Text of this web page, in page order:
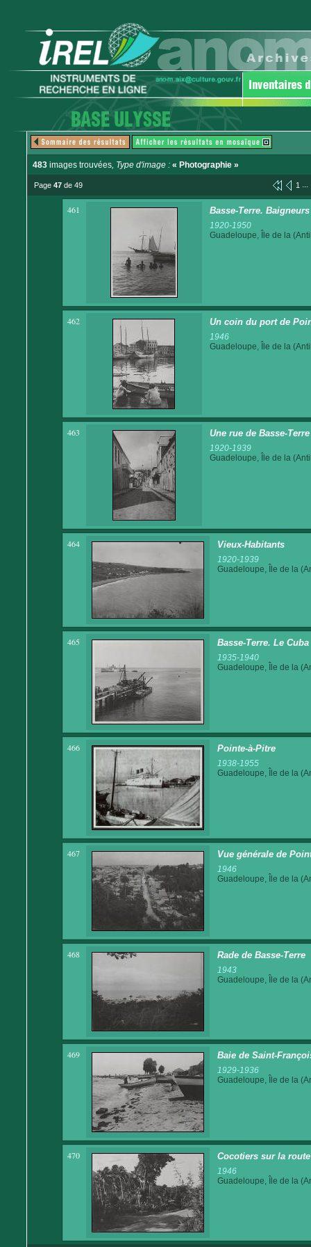
483 images trouvées, Type d'image : « Photographie »
Page 47 de 49 1 ...
461 Basse-Terre.
1920-1950
Guadeloupe, Île de la
462 Un coin du port de
1946
Guadeloupe, Île de la
463 Une rue de Basse-Terre
1920-1939
Guadeloupe, Île de la
464 Vieux-Habitants
1920-1939
Guadeloupe, Île de la
465 Basse-Terre. Le
1935-1940
Guadeloupe, Île de la
466 Pointe-à-Pitre
1938-1955
Guadeloupe, Île de la
467 Vue générale de
1946
Guadeloupe, Île de la
468 Rade de Basse-Terre
1943
Guadeloupe, Île de la
469 Baie de Saint-
1929-1936
Guadeloupe, Île de la
470 Cocotiers sur la
1946
Guadeloupe, Île de la